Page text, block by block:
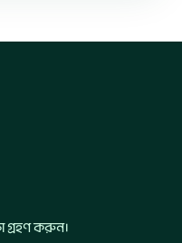
গ্রহণ করুন।